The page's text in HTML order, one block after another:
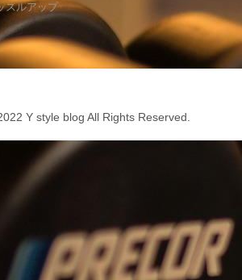
スルアップ
Y style blog All Rights Reserved.